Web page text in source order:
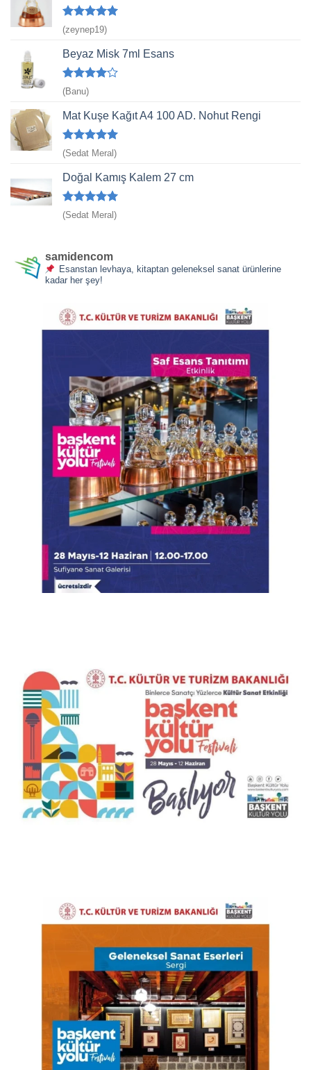
5 üzerinden
5
oy aldı
(zeynep19)
Beyaz Misk 7ml Esans
5
üzerinden
4oy aldı
(Banu)
Mat Kuşe Kağıt A4 100 AD. Nohut Rengi
5 üzerinden
5
(Sedat Meral)
Doğal Kamış Kalem 27 cm
5 üzerinden
5
(Sedat Meral)
samidencom
Esanstan levhaya, kitaptan geleneksel sanat ürünlerine
kadar her şey!